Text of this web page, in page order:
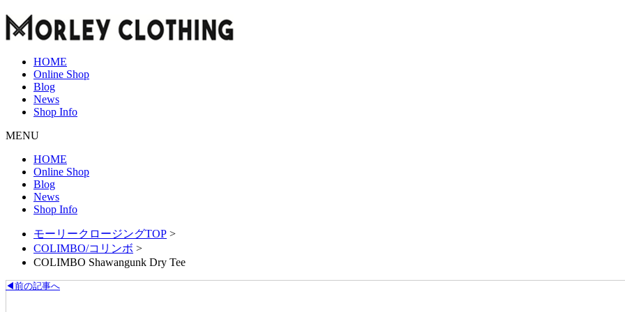
HOME
Online Shop
Blog
News
Shop Info
MENU
HOME
Online Shop
Blog
News
Shop Info
モーリークロージングTOP >
COLIMBO/コリンボ >
COLIMBO Shawangunk Dry Tee
◀前の記事へ